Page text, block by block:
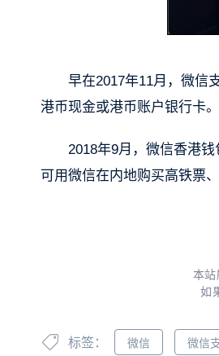
早在2017年11月，微信
港币现金或港币账户银行卡。
2018年9月，微信香港
可用微信在内地购买高铁票
本站
如
标签： 微信 微信